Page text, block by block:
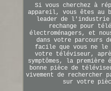
Si vous cherchez à
appareil, vous êtes au
leader de l'industrie
rechange pour
électroménagers, et
dans votre parcours
facile que vous ne le
votre téléviseur,
symptômes, la
bonne pièce de
vivement de rechercher
sur votre